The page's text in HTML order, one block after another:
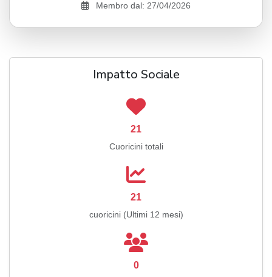
Membro dal: 27/04/2026
Impatto Sociale
21
Cuoricini totali
21
cuoricini (Ultimi 12 mesi)
0